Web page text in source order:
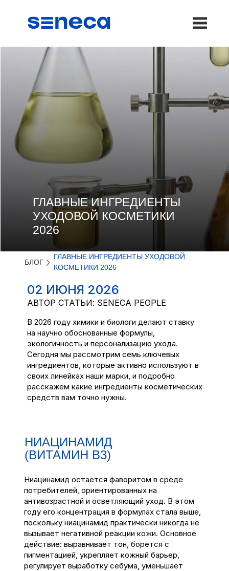
ГЛАВНЫЕ ИНГРЕДИЕНТЫ
УХОДОВОЙ КОСМЕТИКИ
2026
БЛОГ
ГЛАВНЫЕ ИНГРЕДИЕНТЫ УХОДОВОЙ
КОСМЕТИКИ 2026
АВТОР СТАТЬИ: SENECA PEOPLE
02 ИЮНЯ 2026
В 2026 году химики и биологи делают ставку
на научно обоснованные формулы,
экологичность и персонализацию ухода.
Сегодня мы рассмотрим семь ключевых
ингредиентов, которые активно используют в
своих линейках наши марки, и подробно
расскажем какие ингредиенты косметических
средств вам точно нужны.
Ниацинамид остается фаворитом в среде
потребителей, ориентированных на
антивозрастной и осветляющий уход. В этом
году его концентрация в формулах стала выше,
поскольку ниацинамид практически никогда не
вызывает негативной реакции кожи. Основное
действие: выравнивает тон, борется с
пигментацией, укрепляет кожный барьер,
регулирует выработку себума, уменьшает
НИАЦИНАМИД
(ВИТАМИН B3)